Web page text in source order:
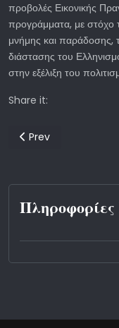
προβολές Εικονικής
προγράμματα, με στόχο
μνήμης και παράδοσης,
διάστασης του
στην εξέλιξη του
Share it:
Previous article:
Prev